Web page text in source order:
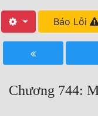
Truyện Mới Ra
Hoàn Thành
Free
Báo Lỗi
Chương 744: